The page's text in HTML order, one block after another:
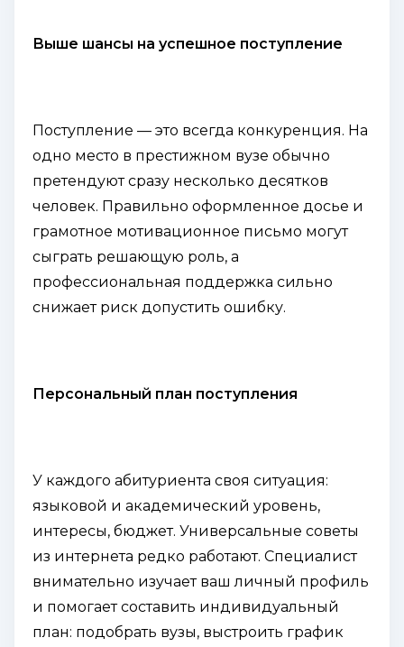
Выше шансы на успешное поступление
Поступление — это всегда конкуренция. На
одно место в престижном вузе обычно
претендуют сразу несколько десятков
человек. Правильно оформленное досье и
грамотное мотивационное письмо могут
сыграть решающую роль, а
профессиональная поддержка сильно
снижает риск допустить ошибку.
Персональный план поступления
У каждого абитуриента своя ситуация:
языковой и академический уровень,
интересы, бюджет. Универсальные советы
из интернета редко работают. Специалист
внимательно изучает ваш личный профиль
и помогает составить индивидуальный
план: подобрать вузы, выстроить график